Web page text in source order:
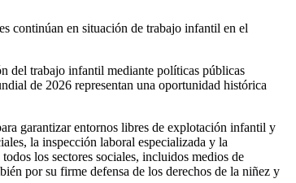
continúan en situación de trabajo infantil en el
del trabajo infantil mediante políticas públicas
de 2026 representan una oportunidad histórica
garantizar entornos libres de explotación infantil y
la inspección laboral especializada y la
los sectores sociales, incluidos medios de
por su firme defensa de los derechos de la niñez y